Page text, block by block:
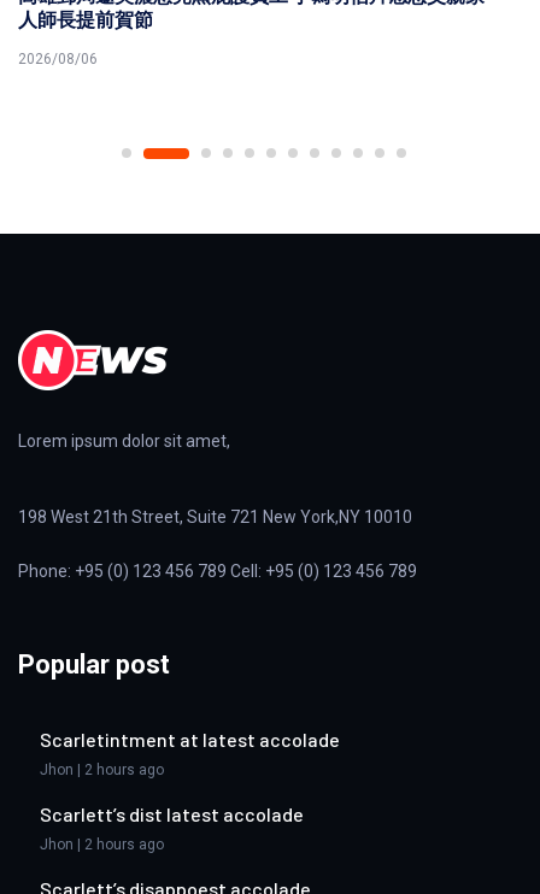
主持精進聲音魅力
2026/08/06
Lorem ipsum dolor sit amet,
198 West 21th Street, Suite 721 New York,NY 10010
Phone: +95 (0) 123 456 789 Cell: +95 (0) 123 456 789
Popular post
Scarletintment at latest accolade
Jhon | 2 hours ago
Scarlett’s dist latest accolade
Jhon | 2 hours ago
Scarlett’s disappoest accolade